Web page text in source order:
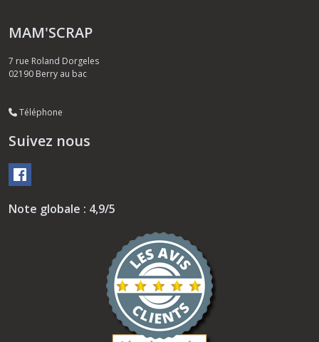
MAM'SCRAP
7 rue Roland Dorgeles
02190 Berry au bac
Téléphone
Suivez nous
Note globale : 4,9/5